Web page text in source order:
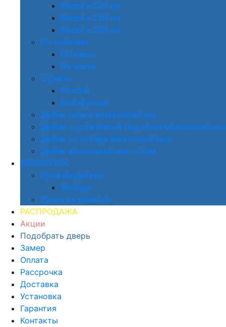
Высота 220 см
Высота 230 см
Высота 240 см
По наличию
Готовые
На заказ
Страна
Россия
Белоруссия
Двери новые межкомнатные
Двери с установкой под ключ межкомнатные
Двери со склада межкомнатные
Двери межкомнатные оптом
ФУРНИТУРА
Производители
Vantage
Ручки на розетке
РАСПРОДАЖА
Акции
Подобрать дверь
Замер
Оплата
Рассрочка
Доставка
Установка
Гарантия
Контакты